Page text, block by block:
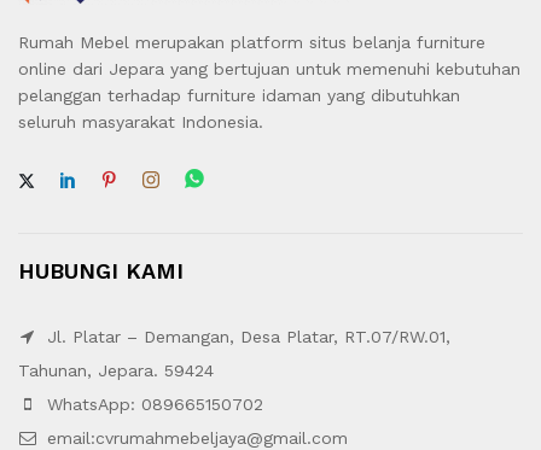
Rumah Mebel merupakan platform situs belanja furniture
online dari Jepara yang bertujuan untuk memenuhi kebutuhan
pelanggan terhadap furniture idaman yang dibutuhkan
seluruh masyarakat Indonesia.
HUBUNGI KAMI
Jl. Platar – Demangan, Desa Platar, RT.07/RW.01,
Tahunan, Jepara. 59424
WhatsApp: 089665150702
email:cvrumahmebeljaya@gmail.com